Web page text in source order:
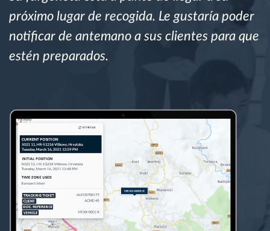
Planificación y seguimiento de rutas
Identificación automática del conductor
¿Cómo podemos ayudar en el control de la
actividad de su flota?
Calculadora de ahorro
próximo lugar de recogida. Le gustaría poder
notificar de antemano a sus clientes para que
estén preparados.